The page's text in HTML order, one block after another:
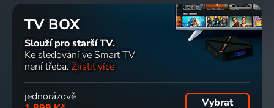
TV BOX
Slouží pro starší TV.
Ke sledování ve Smart TV
není třeba. Zjistit více
jednorázově
Vybrat